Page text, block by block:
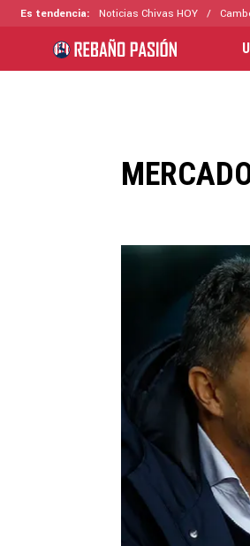
Es tendencia: Noticias Chivas HOY